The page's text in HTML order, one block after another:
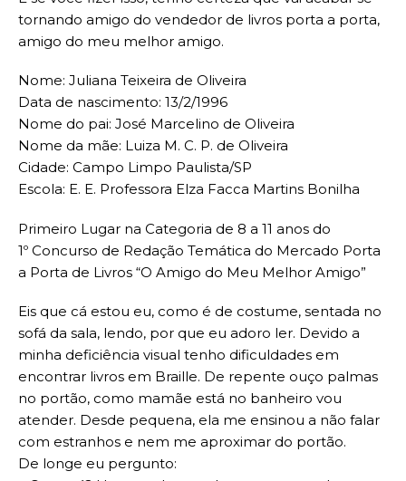
tornando amigo do vendedor de livros porta a porta,
amigo do meu melhor amigo.
Nome: Juliana Teixeira de Oliveira
Data de nascimento: 13/2/1996
Nome do pai: José Marcelino de Oliveira
Nome da mãe: Luiza M. C. P. de Oliveira
Cidade: Campo Limpo Paulista/SP
Escola: E. E. Professora Elza Facca Martins Bonilha
Primeiro Lugar na Categoria de 8 a 11 anos do
1º Concurso de Redação Temática do Mercado Porta
a Porta de Livros “O Amigo do Meu Melhor Amigo”
Eis que cá estou eu, como é de costume, sentada no
sofá da sala, lendo, por que eu adoro ler. Devido a
minha deficiência visual tenho dificuldades em
encontrar livros em Braille. De repente ouço palmas
no portão, como mamãe está no banheiro vou
atender. Desde pequena, ela me ensinou a não falar
com estranhos e nem me aproximar do portão.
De longe eu pergunto: